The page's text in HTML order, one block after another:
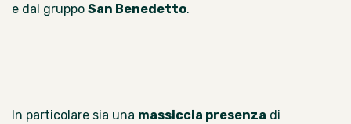
e dal gruppo San Benedetto.
In particolare sia una massiccia presenza di